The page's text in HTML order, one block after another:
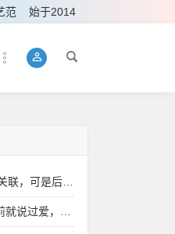
范 始于2014
个圆，为何兜兜转转却走不到原点
孑立，且看我对酒当歌，与影对酌。